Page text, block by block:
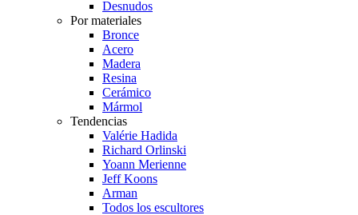
Desnudos
Por materiales
Bronce
Acero
Madera
Resina
Cerámico
Mármol
Tendencias
Valérie Hadida
Richard Orlinski
Yoann Merienne
Jeff Koons
Arman
Todos los escultores